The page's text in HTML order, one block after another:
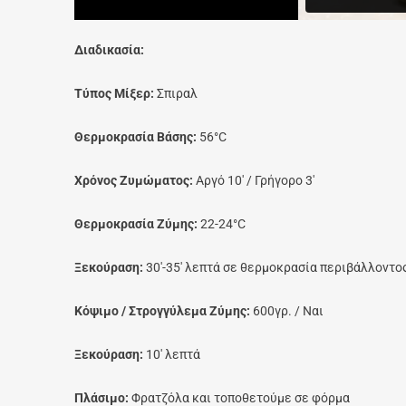
Διαδικασία:
Τύπος Μίξερ: Σπιραλ
Θερμοκρασία Βάσης: 56°C
Χρόνος Ζυμώματος: Αργό 10′ / Γρήγορο 3′
Θερμοκρασία Ζύμης: 22-24°C
Ξεκούραση: 30′-35′ λεπτά σε θερμοκρασία
Κόψιμο / Στρογγύλεμα Ζύμης: 600γρ. / Ναι
Ξεκούραση: 10′ λεπτά
Πλάσιμο: Φρατζόλα και τοποθετούμε σε φόρμα